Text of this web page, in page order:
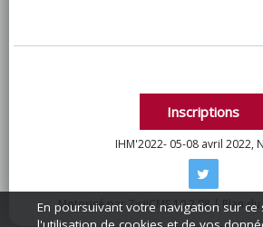
Inscriptions
IHM'2022- 05-08 avril 2022,
Motorisé parZwiiCMS10.2.08| Plan
En poursuivant votre navigation sur ce